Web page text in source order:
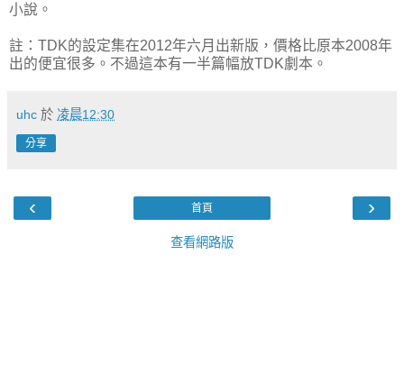
小說。
註：TDK的設定集在2012年六月出新版，價格比原本2008年
出的便宜很多。不過這本有一半篇幅放TDK劇本。
uhc 於 凌晨12:30
分享
‹ ›
首頁
查看網路版